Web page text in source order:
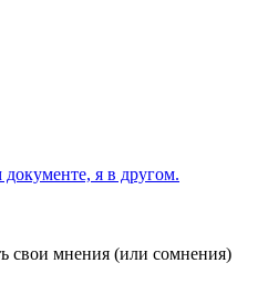
я в другом.
свои мнения (или сомнения)